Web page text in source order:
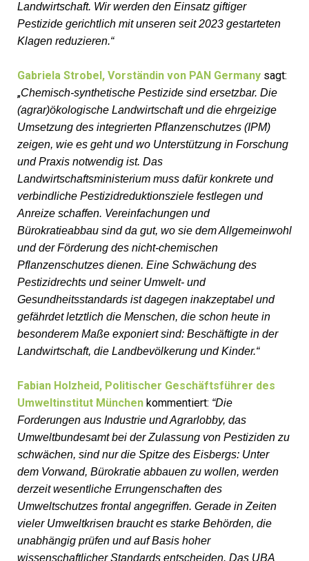
Landwirtschaft. Wir werden den Einsatz giftiger
Pestizide gerichtlich mit unseren seit 2023 gestarteten
Klagen reduzieren.“
Gabriela Strobel, Vorständin von PAN Germany sagt:
„Chemisch-synthetische Pestizide sind ersetzbar. Die
(agrar)ökologische Landwirtschaft und die ehrgeizige
Umsetzung des integrierten Pflanzenschutzes (IPM)
zeigen, wie es geht und wo Unterstützung in Forschung
und Praxis notwendig ist. Das
Landwirtschaftsministerium muss dafür konkrete und
verbindliche Pestizidreduktionsziele festlegen und
Anreize schaffen. Vereinfachungen und
Bürokratieabbau sind da gut, wo sie dem Allgemeinwohl
und der Förderung des nicht-chemischen
Pflanzenschutzes dienen. Eine Schwächung des
Pestizidrechts und seiner Umwelt- und
Gesundheitsstandards ist dagegen inakzeptabel und
gefährdet letztlich die Menschen, die schon heute in
besonderem Maße exponiert sind: Beschäftigte in der
Landwirtschaft, die Landbevölkerung und Kinder.“
Fabian Holzheid, Politischer Geschäftsführer des
Umweltinstitut München kommentiert: “Die
Forderungen aus Industrie und Agrarlobby, das
Umweltbundesamt bei der Zulassung von Pestiziden zu
schwächen, sind nur die Spitze des Eisbergs: Unter
dem Vorwand, Bürokratie abbauen zu wollen, werden
derzeit wesentliche Errungenschaften des
Umweltschutzes frontal angegriffen. Gerade in Zeiten
vieler Umweltkrisen braucht es starke Behörden, die
unabhängig prüfen und auf Basis hoher
wissenschaftlicher Standards entscheiden. Das UBA